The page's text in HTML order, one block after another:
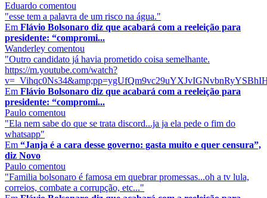
Eduardo comentou
"esse tem a palavra de um risco na água."
Em Flávio Bolsonaro diz que acabará com a reeleição para
presidente: “compromi...
Wanderley comentou
"Outro candidato já havia prometido coisa semelhante.
https://m.youtube.com/watch?
Em Flávio Bolsonaro diz que acabará com a reeleição para
presidente: “compromi...
Paulo comentou
"Ela nem sabe do que se trata discord...ja ja ela pede o fim do
whatsapp"
Em “Janja é a cara desse governo: gasta muito e quer censura”,
diz Novo
Paulo comentou
"Familia bolsonaro é famosa em quebrar promessas...oh a tv lula,
correios, combate a corrupção, etc..."